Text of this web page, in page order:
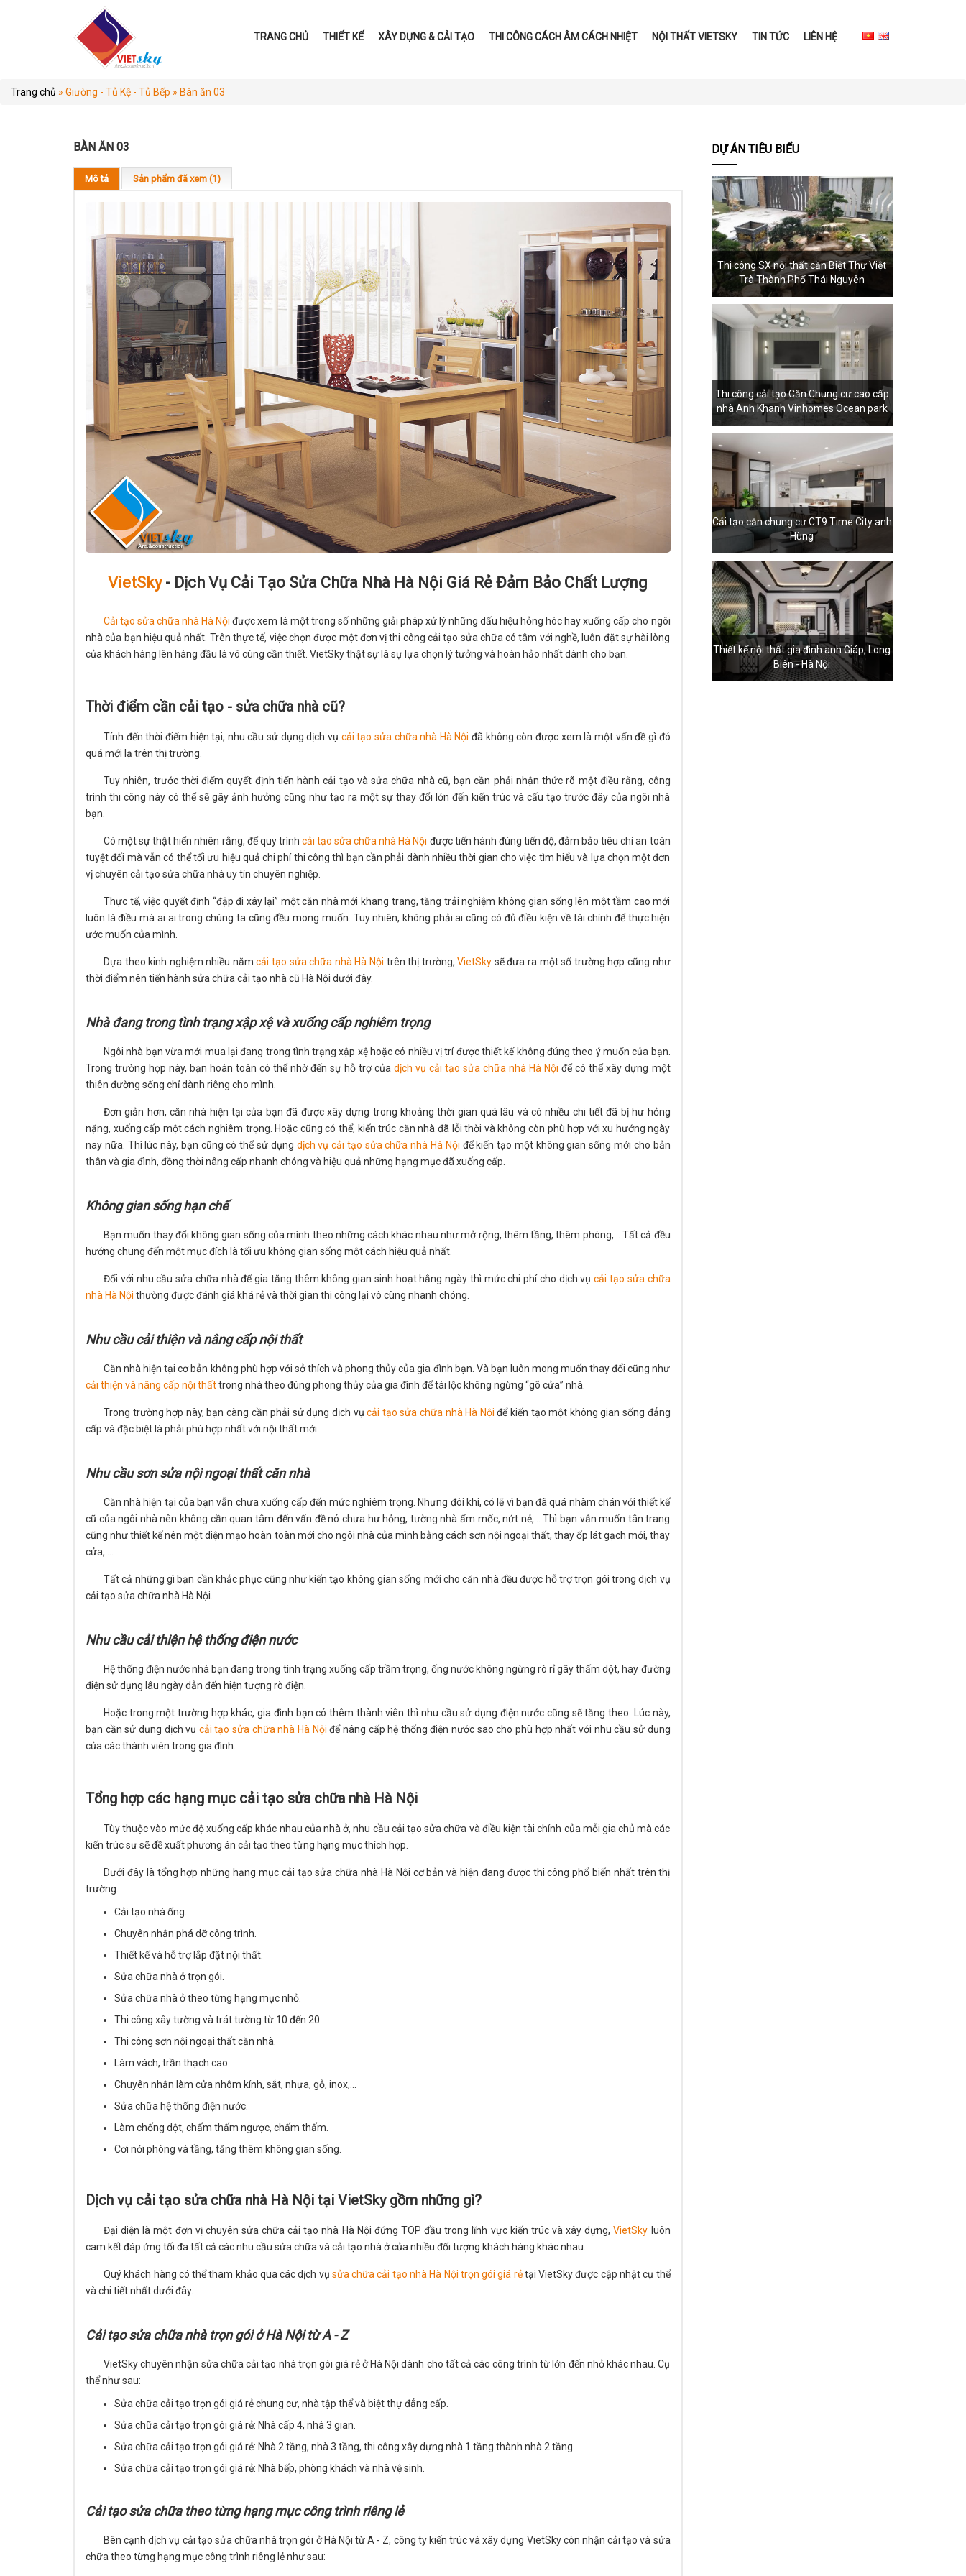
TRANG CHỦ THIẾT KẾ XÂY DỰNG & CẢI TẠO THI CÔNG CÁCH ÂM CÁCH NHIỆT NỘI THẤT VIETSKY TIN TỨC LIÊN HỆ
Trang chủ » Giường - Tủ Kệ - Tủ Bếp » Bàn ăn 03
BÀN ĂN 03
Mô tả Sản phẩm đã xem (1)
VietSky- Dịch Vụ Cải Tạo Sửa Chữa Nhà Hà Nội Giá Rẻ Đảm Bảo Chất Lượng
Cải tạo sửa chữa nhà Hà Nội được xem là một trong số những giải pháp xử lý những dấu hiệu hỏng hóc hay xuống cấp cho ngôi
nhà của bạn hiệu quả nhất. Trên thực tế, việc chọn được một đơn vị thi công cải tạo sửa chữa có tâm với nghề, luôn đặt sự hài lòng
của khách hàng lên hàng đầu là vô cùng cần thiết. VietSky thật sự là sự lựa chọn lý tưởng và hoàn hảo nhất dành cho bạn.
Thời điểm cần cải tạo - sửa chữa nhà cũ?
Tính đến thời điểm hiện tại, nhu cầu sử dụng dịch vụ cải tạo sửa chữa nhà Hà Nội đã không còn được xem là một vấn đề gì đó
quá mới lạ trên thị trường.
Tuy nhiên, trước thời điểm quyết định tiến hành cải tạo và sửa chữa nhà cũ, bạn cần phải nhận thức rõ một điều rằng, công
trình thi công này có thể sẽ gây ảnh hưởng cũng như tạo ra một sự thay đổi lớn đến kiến trúc và cấu tạo trước đây của ngôi nhà
bạn.
Có một sự thật hiển nhiên rằng, để quy trình cải tạo sửa chữa nhà Hà Nội được tiến hành đúng tiến độ, đảm bảo tiêu chí an toàn
tuyệt đối mà vẫn có thể tối ưu hiệu quả chi phí thi công thì bạn cần phải dành nhiều thời gian cho việc tìm hiểu và lựa chọn một đơn
vị chuyên cải tạo sửa chữa nhà uy tín chuyên nghiệp.
Thực tế, việc quyết định “đập đi xây lại” một căn nhà mới khang trang, tăng trải nghiệm không gian sống lên một tầm cao mới
luôn là điều mà ai ai trong chúng ta cũng đều mong muốn. Tuy nhiên, không phải ai cũng có đủ điều kiện về tài chính để thực hiện
ước muốn của mình.
Dựa theo kinh nghiệm nhiều nămcải tạo sửa chữa nhà Hà Nội trên thị trường,VietSky sẽ đưa ra một số trường hợp cũng như
thời điểm nên tiến hành sửa chữa cải tạo nhà cũ Hà Nội dưới đây.
Nhà đang trong tình trạng xập xệ và xuống cấp nghiêm trọng
Ngôi nhà bạn vừa mới mua lại đang trong tình trạng xập xệ hoặc có nhiều vị trí được thiết kế không đúng theo ý muốn của bạn.
Trong trường hợp này, bạn hoàn toàn có thể nhờ đến sự hỗ trợ củadịch vụ cải tạo sửa chữa nhà Hà Nội để có thể xây dựng một
thiên đường sống chỉ dành riêng cho mình.
Đơn giản hơn, căn nhà hiện tại của bạn đã được xây dựng trong khoảng thời gian quá lâu và có nhiều chi tiết đã bị hư hỏng
nặng, xuống cấp một cách nghiêm trọng. Hoặc cũng có thể, kiến trúc căn nhà đã lỗi thời và không còn phù hợp với xu hướng ngày
nay nữa. Thì lúc này, bạn cũng có thể sử dụng dịch vụ cải tạo sửa chữa nhà Hà Nội để kiến tạo một không gian sống mới cho bản
thân và gia đình, đồng thời nâng cấp nhanh chóng và hiệu quả những hạng mục đã xuống cấp.
Không gian sống hạn chế
Bạn muốn thay đổi không gian sống của mình theo những cách khác nhau như mở rộng, thêm tầng, thêm phòng,... Tất cả đều
hướng chung đến một mục đích là tối ưu không gian sống một cách hiệu quả nhất.
Đối với nhu cầu sửa chữa nhà để gia tăng thêm không gian sinh hoạt hằng ngày thì mức chi phí cho dịch vụcải tạo sửa chữa
nhà Hà Nội thường được đánh giá khá rẻ và thời gian thi công lại vô cùng nhanh chóng.
Nhu cầu cải thiện và nâng cấp nội thất
Căn nhà hiện tại cơ bản không phù hợp với sở thích và phong thủy của gia đình bạn. Và bạn luôn mong muốn thay đổi cũng như
cải thiện và nâng cấp nội thấttrong nhà theo đúng phong thủy của gia đình để tài lộc không ngừng “gõ cửa” nhà.
Trong trường hợp này, bạn càng cần phải sử dụng dịch vụcải tạo sửa chữa nhà Hà Nội để kiến tạo một không gian sống đẳng
cấp và đặc biệt là phải phù hợp nhất với nội thất mới.
Nhu cầu sơn sửa nội ngoại thất căn nhà
Căn nhà hiện tại của bạn vẫn chưa xuống cấp đến mức nghiêm trọng. Nhưng đôi khi, có lẽ vì bạn đã quá nhàm chán với thiết kế
cũ của ngôi nhà nên không cần quan tâm đến vấn đề nó chưa hư hỏng, tường nhà ẩm mốc, nứt nẻ,... Thì bạn vẫn muốn tân trang
cũng như thiết kế nên một diện mạo hoàn toàn mới cho ngôi nhà của mình bằng cách sơn nội ngoại thất, thay ốp lát gạch mới, thay
cửa,....
Tất cả những gì bạn cần khắc phục cũng như kiến tạo không gian sống mới cho căn nhà đều được hỗ trợ trọn gói trong dịch vụ
cải tạo sửa chữa nhà Hà Nội.
Nhu cầu cải thiện hệ thống điện nước
Hệ thống điện nước nhà bạn đang trong tình trạng xuống cấp trầm trọng, ống nước không ngừng rò rỉ gây thấm dột, hay đường
điện sử dụng lâu ngày dẫn đến hiện tượng rò điện.
Hoặc trong một trường hợp khác, gia đình bạn có thêm thành viên thì nhu cầu sử dụng điện nước cũng sẽ tăng theo. Lúc này,
bạn cần sử dụng dịch vụ cải tạo sửa chữa nhà Hà Nội để nâng cấp hệ thống điện nước sao cho phù hợp nhất với nhu cầu sử dụng
của các thành viên trong gia đình.
Tổng hợp các hạng mục cải tạo sửa chữa nhà Hà Nội
Tùy thuộc vào mức độ xuống cấp khác nhau của nhà ở, nhu cầu cải tạo sửa chữa và điều kiện tài chính của mỗi gia chủ mà các
kiến trúc sư sẽ đề xuất phương án cải tạo theo từng hạng mục thích hợp.
Dưới đây là tổng hợp những hạng mục cải tạo sửa chữa nhà Hà Nội cơ bản và hiện đang được thi công phổ biến nhất trên thị
trường.
Cải tạo nhà ống.
Chuyên nhận phá dỡ công trình.
Thiết kế và hỗ trợ lắp đặt nội thất.
Sửa chữa nhà ở trọn gói.
Sửa chữa nhà ở theo từng hạng mục nhỏ.
Thi công xây tường và trát tường từ 10 đến 20.
Thi công sơn nội ngoại thất căn nhà.
Làm vách, trần thạch cao.
Chuyên nhận làm cửa nhôm kính, sắt, nhựa, gỗ, inox,...
Sửa chữa hệ thống điện nước.
Làm chống dột, chấm thấm ngược, chấm thấm.
Cơi nới phòng và tầng, tăng thêm không gian sống.
Dịch vụ cải tạo sửa chữa nhà Hà Nội tại VietSky gồm những gì?
Đại diện là một đơn vị chuyên sửa chữa cải tạo nhà Hà Nội đứng TOP đầu trong lĩnh vực kiến trúc và xây dựng,VietSky luôn
cam kết đáp ứng tối đa tất cả các nhu cầu sửa chữa và cải tạo nhà ở của nhiều đối tượng khách hàng khác nhau.
Quý khách hàng có thể tham khảo qua các dịch vụ sửa chữa cải tạo nhà Hà Nội trọn gói giá rẻtại VietSky được cập nhật cụ thể
và chi tiết nhất dưới đây.
Cải tạo sửa chữa nhà trọn gói ở Hà Nội từ A - Z
VietSky chuyên nhận sửa chữa cải tạo nhà trọn gói giá rẻ ở Hà Nội dành cho tất cả các công trình từ lớn đến nhỏ khác nhau. Cụ
thể như sau:
Sửa chữa cải tạo trọn gói giá rẻ chung cư, nhà tập thể và biệt thự đẳng cấp.
Sửa chữa cải tạo trọn gói giá rẻ: Nhà cấp 4, nhà 3 gian.
Sửa chữa cải tạo trọn gói giá rẻ: Nhà 2 tầng, nhà 3 tầng, thi công xây dựng nhà 1 tầng thành nhà 2 tầng.
Sửa chữa cải tạo trọn gói giá rẻ: Nhà bếp, phòng khách và nhà vệ sinh.
Cải tạo sửa chữa theo từng hạng mục công trình riêng lẻ
Bên cạnh dịch vụ cải tạo sửa chữa nhà trọn gói ở Hà Nội từ A - Z, công ty kiến trúc và xây dựng VietSky còn nhận cải tạo và sửa
chữa theo từng hạng mục công trình riêng lẻ như sau:
DỰ ÁN TIÊU BIỂU
Thi công SX nội thất căn Biệt Thự Việt
Trà Thành Phố Thái Nguyên
Thi công cải tạo Căn Chung cư cao cấp
nhà Anh Khanh Vinhomes Ocean park
Cải tạo căn chung cư CT9 Time City anh
Hùng
Thiết kế nội thất gia đình anh Giáp, Long
Biên - Hà Nội